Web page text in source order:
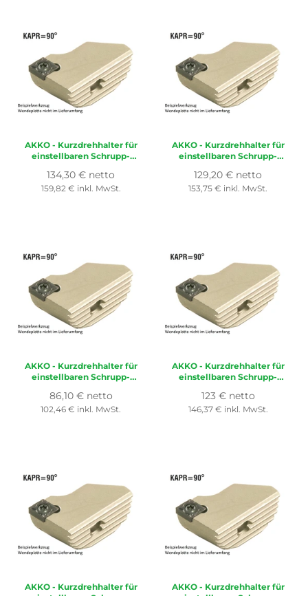
AKKO- Kurzdrehhalter für
einstellbaren Schrupp-
für Wendeplatte ISO
CC..1204..
Normaler
Preis
134,30 € netto
159,82 € inkl. MwSt.
AKKO- Kurzdrehhalter für
einstellbaren Schrupp-
für Wendeplatte ISO
CC..1204..
Normaler
Preis
129,20 € netto
153,75 € inkl. MwSt.
AKKO- Kurzdrehhalter für
einstellbaren Schrupp-
für Wendeplatte ISO
CC..0602..
Normaler
Preis
86,10 € netto
102,46 € inkl. MwSt.
AKKO- Kurzdrehhalter für
einstellbaren Schrupp-
für Wendeplatte ISO
CC..1204..
Normaler
Preis
123 € netto
146,37 € inkl. MwSt.
AKKO- Kurzdrehhalter für
AKKO- Kurzdrehhalter für